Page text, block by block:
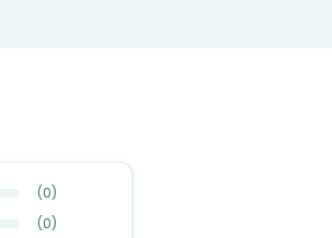
(0)
(0)